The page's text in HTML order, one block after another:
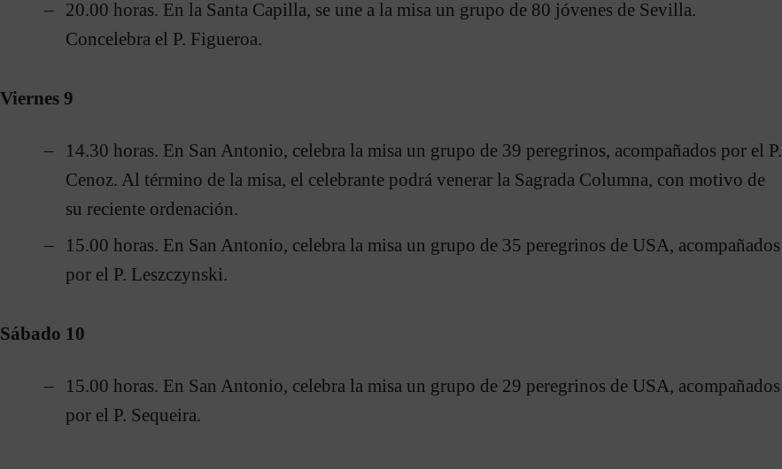
20.00 horas. En la Santa Capilla, se une a la misa un grupo de 80 jóvenes de Sevilla.
Concelebra el P. Figueroa.
Viernes 9
14.30 horas. En San Antonio, celebra la misa un grupo de 39 peregrinos, acompañados por el P.
Cenoz. Al término de la misa, el celebrante podrá venerar la Sagrada Columna, con motivo de
su reciente ordenación.
15.00 horas. En San Antonio, celebra la misa un grupo de 35 peregrinos de USA, acompañados
por el P. Leszczynski.
Sábado 10
15.00 horas. En San Antonio, celebra la misa un grupo de 29 peregrinos de USA, acompañados
por el P. Sequeira.